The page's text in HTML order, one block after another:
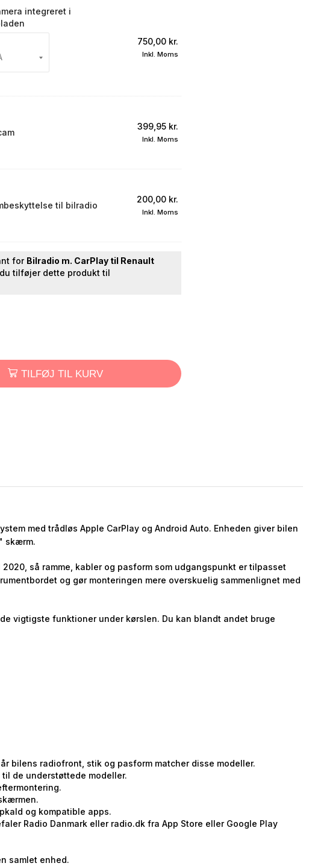
integreret i
750,00 kr.
Inkl. Moms
399,95 kr.
Inkl. Moms
til bilradio
200,00 kr.
Inkl. Moms
for Bilradio m. CarPlay til Renault
tilføjer dette produkt til
TILFØJ TIL KURV
med trådløs Apple CarPlay og Android Auto. Enheden giver bilen
skærm.
så ramme, kabler og pasform som udgangspunkt er tilpasset
og gør monteringen mere overskuelig sammenlignet med
vigtigste funktioner under kørslen. Du kan blandt andet bruge
bilens radiofront, stik og pasform matcher disse modeller.
de understøttede modeller.
og kompatible apps.
Radio Danmark eller radio.dk fra App Store eller Google Play
samlet enhed.